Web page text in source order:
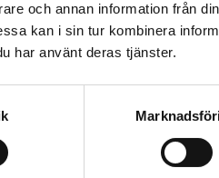
och annan information från
kan i sin tur kombinera
har använt deras tjänster.